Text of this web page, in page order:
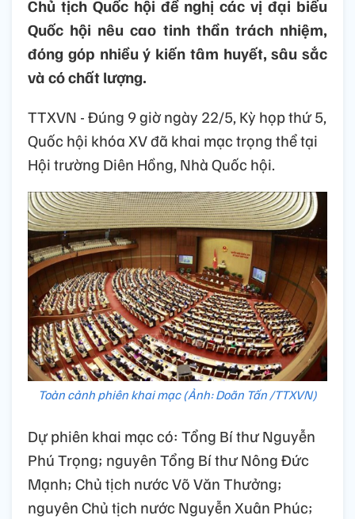
Chủ tịch Quốc hội đề nghị các vị đại biểu
Quốc hội nêu cao tinh thần trách nhiệm,
đóng góp nhiều ý kiến tâm huyết, sâu sắc
và có chất lượng.
TTXVN - Đúng 9 giờ ngày 22/5, Kỳ họp thứ 5,
Quốc hội khóa XV đã khai mạc trọng thể tại
Hội trường Diên Hồng, Nhà Quốc hội.
Toàn cảnh phiên khai mạc (Ảnh: Doãn Tấn /TTXVN)
Dự phiên khai mạc có: Tổng Bí thư Nguyễn
Phú Trọng; nguyên Tổng Bí thư Nông Đức
Mạnh; Chủ tịch nước Võ Văn Thưởng;
nguyên Chủ tịch nước Nguyễn Xuân Phúc;